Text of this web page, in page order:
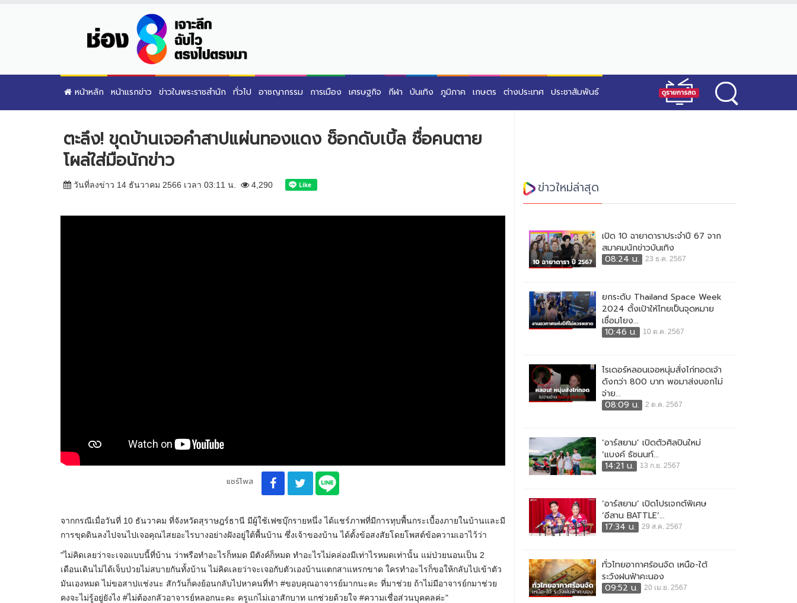
หน้าหลัก หน้าแรกข่าว ข่าวในพระราชสำนัก ทั่วไป อาชญากรรม การเมือง เศรษฐกิจ กีฬา บันเทิง ภูมิภาค เกษตร ต่างประเทศ ประชาสัมพันธ์
ตะลึง! ขุดบ้านเจอคำสาปแผ่นทองแดง ช็อกดับเบิ้ล ชื่อคนตาย
โผล่ใส่มือนักข่าว
วันที่ลงข่าว 14 ธันวาคม 2566 เวลา 03:11 น. 4,290
แชร์โพส
จากกรณีเมื่อวันที่ 10 ธันวาคม ที่จังหวัดสุราษฎร์ธานี มีผู้ใช้เฟซบุ๊กรายหนึ่ง ได้แชร์ภาพที่มีการทุบพื้นกระเบื้องภายในบ้านและมี
การขุดดินลงไปจนไปเจอคุณไสยอะไรบางอย่างฝังอยู่ใต้พื้นบ้าน ซึ่งเจ้าของบ้าน ได้ตั้งข้อสงสัยโดยโพสต์ข้อความเอาไว้ว่า
"ไม่คิดเลยว่าจะเจอแบบนี้ที่บ้าน ว่าพรือทำอะไรก็หมด มีตังค์ก็หมด ทำอะไรไม่คล่องมีเท่าไรหมดเท่านั้น แม่ป่วยนอนเป็น 2
เดือนเดินไม่ได้เจ็บป่วยไม่สบายกันทั้งบ้าน ไม่คิดเลยว่าจะเจอกับตัวเองบ้านแตกสาแหรกขาด ใครทำอะไรก็ขอให้กลับไปเข้าตัว
มันเองหมด ไม่ขอสาปแช่งนะ สักวันก็คงย้อนกลับไปหาคนที่ทำ #ขอบคุณอาจารย์มากนะคะ ที่มาช่วย ถ้าไม่มีอาจารย์กมาช่วย
คงจะไม่รู้อยู่ยังไง #ไม่ต้องกลัวอาจารย์หลอกนะคะ ครูแกไม่เอาสักบาท แกช่วยด้วยใจ #ความเชื่อส่วนบุคคลค่ะ"
ข่าวใหม่ล่าสุด
เปิด 10 ฉายาดาราประจำปี 67 จาก
สมาคมนักข่าวบันเทิง
08:24 น.
23 ธ.ค. 2567
ยกระดับ Thailand Space Week
2024 ตั้งเป้าให้ไทยเป็นจุดหมาย
เชื่อมโยง...
10:46 น.
10 ต.ค. 2567
ไรเดอร์หลอนเจอหนุ่มสั่งไก่ทอดเจ้า
ดังกว่า 800 บาท พอมาส่งบอกไม่
จ่าย...
08:09 น.
2 ต.ค. 2567
‘อาร์สยาม’ เปิดตัวศิลปินใหม่
‘แบงค์ ธัชนนท์...
14:21 น.
13 ก.ย. 2567
‘อาร์สยาม’ เปิดโปรเจกต์พิเศษ
‘อีสาน BATTLE’...
17:34 น.
29 ส.ค. 2567
ทั่วไทยอากาศร้อนจัด เหนือ-ใต้
ระวังฝนฟ้าคะนอง
09:52 น.
20 เม.ย. 2567